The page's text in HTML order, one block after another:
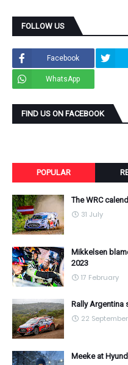
FOLLOW US
Facebook
WhatsApp
FIND US ON FACEBOOK
POPULAR
The WRC
31 July
Mikkelsen
2023
17 February
Rally Argentina
22 September
Meeke at